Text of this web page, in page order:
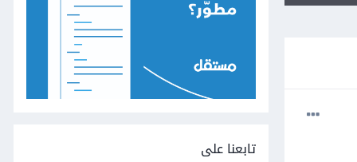
تابعنا على